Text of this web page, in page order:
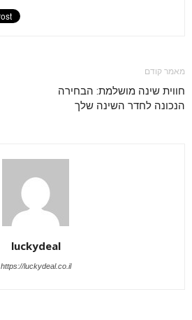
מאמר קודם
חווית שינה מושלמת: הבחירה
הנכונה לחדר השינה שלך
luckydeal
https://luckydeal.co.il